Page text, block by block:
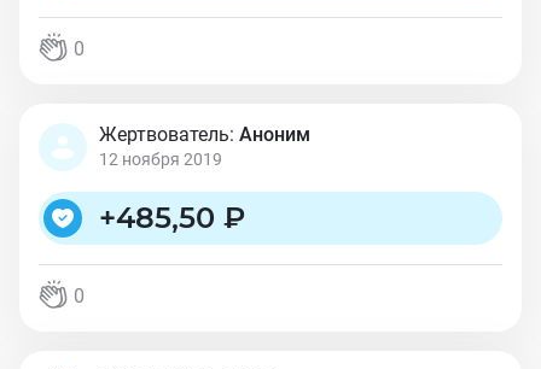
0
Жертвователь: Аноним
12 ноября 2019
+485,50 ₽
0